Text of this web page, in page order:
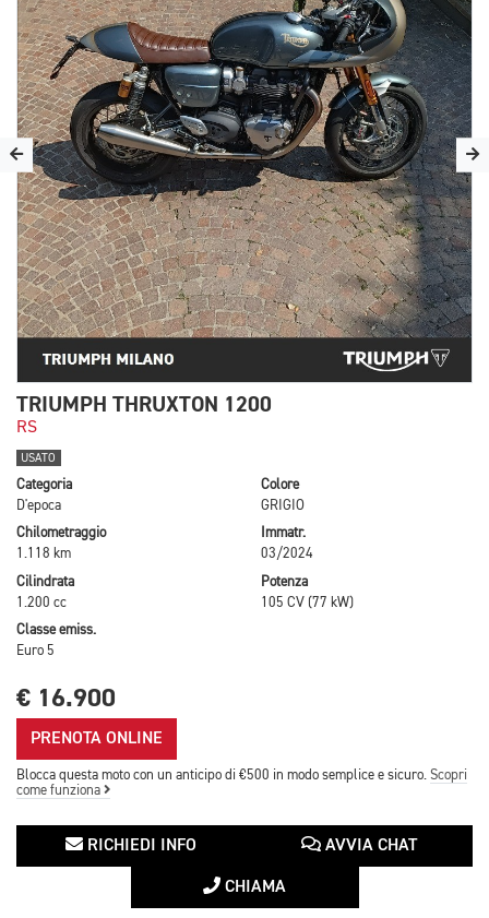
TRIUMPH THRUXTON 1200
RS
USATO
Categoria
D'epoca
Colore
GRIGIO
Chilometraggio
1.118 km
Immatr.
03/2024
Cilindrata
1.200 cc
Potenza
105 CV (77 kW)
Classe emiss.
Euro 5
€ 16.900
PRENOTA ONLINE
Blocca questa moto con un anticipo di €500 in modo semplice e sicuro. Scopri
come funziona
RICHIEDI INFO AVVIA CHAT
CHIAMA